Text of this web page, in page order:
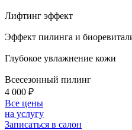
Лифтинг эффект
Эффект пилинга и
Глубокое увлажнение кожи
Всесезонный пилинг
4 000 ₽
Все цены
на услугу
Записаться в салон